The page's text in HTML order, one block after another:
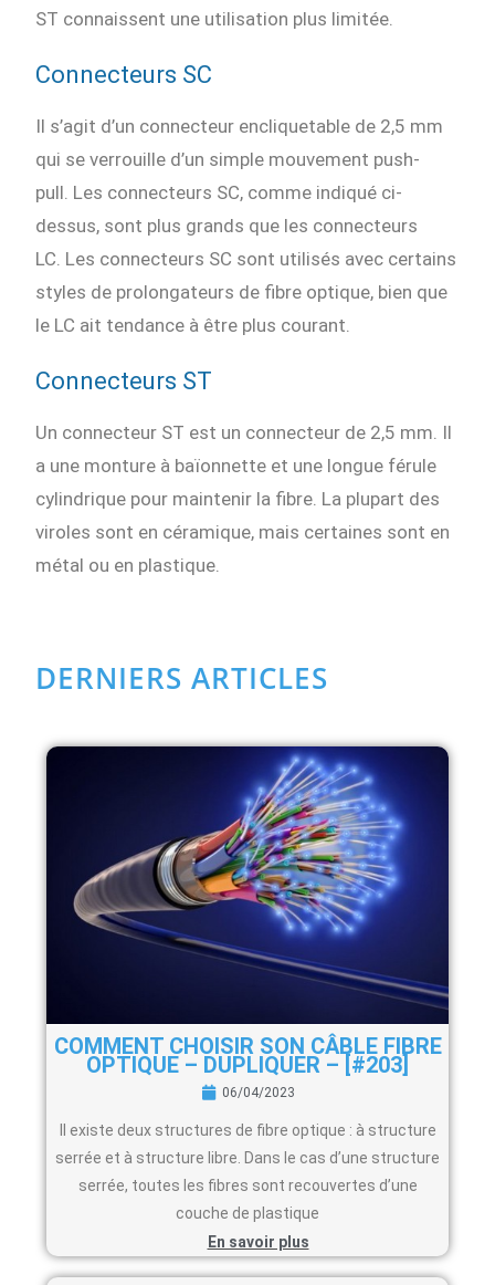
ST connaissent une utilisation plus limitée.
Connecteurs SC
Il s’agit d’un connecteur encliquetable de 2,5 mm
qui se verrouille d’un simple mouvement push-
pull. Les connecteurs SC, comme indiqué ci-
dessus, sont plus grands que les connecteurs
LC. Les connecteurs SC sont utilisés avec certains
styles de prolongateurs de fibre optique, bien que
le LC ait tendance à être plus courant.
Connecteurs ST
Un connecteur ST est un connecteur de 2,5 mm. Il
a une monture à baïonnette et une longue férule
cylindrique pour maintenir la fibre. La plupart des
viroles sont en céramique, mais certaines sont en
métal ou en plastique.
DERNIERS ARTICLES
COMMENT CHOISIR SON CÂBLE FIBRE
OPTIQUE – DUPLIQUER – [#203]
06/04/2023
Il existe deux structures de fibre optique : à structure
serrée et à structure libre. Dans le cas d’une structure
serrée, toutes les fibres sont recouvertes d’une
couche de plastique
En savoir plus